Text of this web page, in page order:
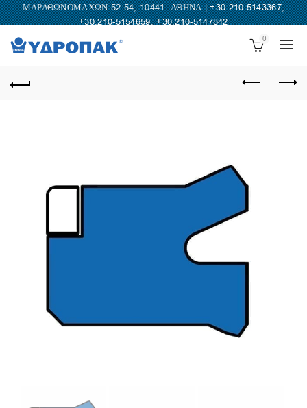
ΜΑΡΑΘΩΝΟΜΑΧΩΝ 52-54, 10441- ΑΘΗΝΑ |+30.210-5143367,
+30.210-5154659,+30.210-5147842
0